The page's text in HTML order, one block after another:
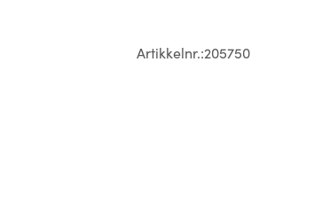
Artikkelnr.:205750